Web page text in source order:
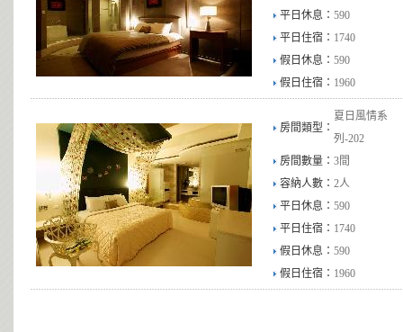
平日休息： 590
平日住宿： 1740
假日休息： 590
假日住宿： 1960
房間類型：
夏日風情系
列-202
房間數量： 3間
容納人數： 2人
平日休息： 590
平日住宿： 1740
假日休息： 590
假日住宿： 1960